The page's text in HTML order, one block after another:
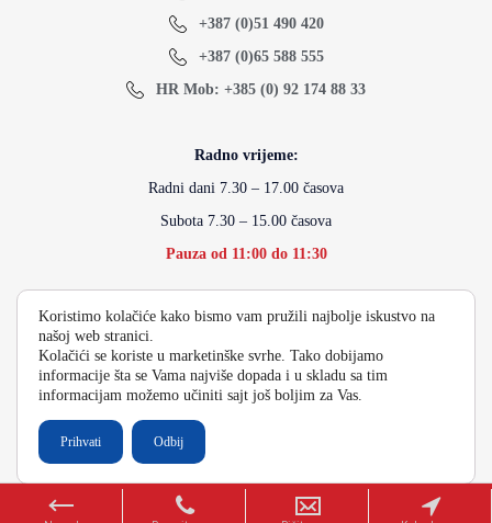
+387 (0)51 490 420
+387 (0)65 588 555
HR Mob: +385 (0) 92 174 88 33
Radno vrijeme:
Radni dani 7.30 – 17.00 časova
Subota 7.30 – 15.00 časova
Pauza od 11:00 do 11:30
info@energydoo.com
2026 Copyright Energy Auto Gume
Koristimo kolačiće kako bismo vam pružili najbolje iskustvo na
našoj web stranici.
Kolačići se koriste u marketinške svrhe. Tako dobijamo
informacije šta se Vama najviše dopada i u skladu sa tim
informacijam možemo učiniti sajt još boljim za Vas.
Prihvati Odbij